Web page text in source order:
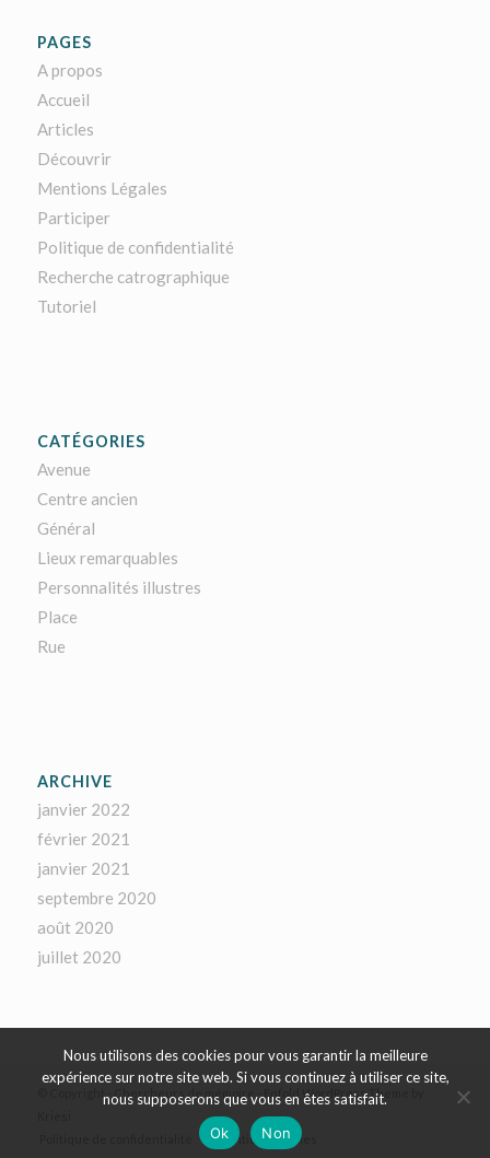
PAGES
A propos
Accueil
Articles
Découvrir
Mentions Légales
Participer
Politique de confidentialité
Recherche catrographique
Tutoriel
CATÉGORIES
Avenue
Centre ancien
Général
Lieux remarquables
Personnalités illustres
Place
Rue
ARCHIVE
janvier 2022
février 2021
janvier 2021
septembre 2020
août 2020
juillet 2020
Enfold WordPress Theme by
Mentions Légales
Nous utilisons des cookies pour vous garantir la meilleure
expérience sur notre site web. Si vous continuez à utiliser ce site,
nous supposerons que vous en êtes satisfait.
Ok
Non